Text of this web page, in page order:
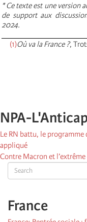
Search
France
* Ce texte est une version
de support aux
2024.
(1)Où va la France ?,
NPA-
Le RN battu, le
appliqué
Contre Macron et